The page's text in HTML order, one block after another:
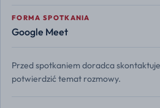
FORMA SPOTKANIA
Google Meet
Przed spotkaniem doradca
potwierdzić temat rozmowy.